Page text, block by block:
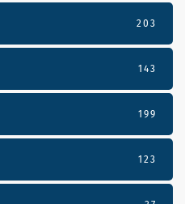
203
143
199
123